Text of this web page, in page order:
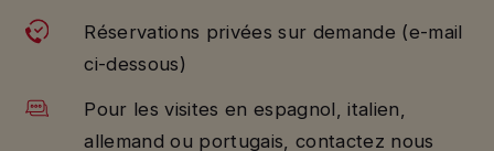
Réservations privées sur demande (e-mail
ci-dessous)
Pour les visites en espagnol, italien,
allemand ou portugais, contactez nous